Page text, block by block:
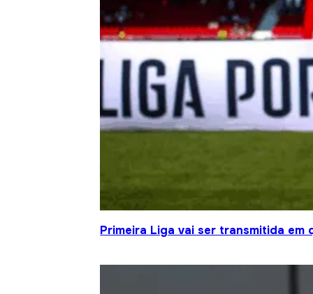
Primeira Liga vai ser transmitida